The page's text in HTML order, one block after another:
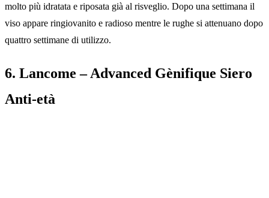
molto più idratata e riposata già al risveglio. Dopo una settimana il
viso appare ringiovanito e radioso mentre le rughe si attenuano dopo
quattro settimane di utilizzo.
6. Lancome – Advanced Gènifique Siero
Anti-età